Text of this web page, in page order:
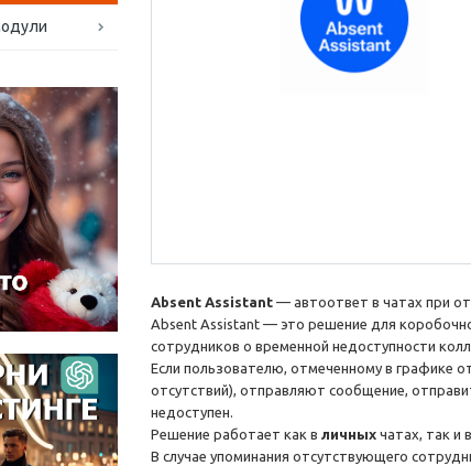
Absent Assistant — автоответ в чатах при
Absent Assistant — это решение для
сотрудников о временной недоступности
Если пользователю, отмеченному в графике
отсутствий), отправляют сообщение,
недоступен.
Решение работает как в личных чатах, так и в
В случае упоминания отсутствующего